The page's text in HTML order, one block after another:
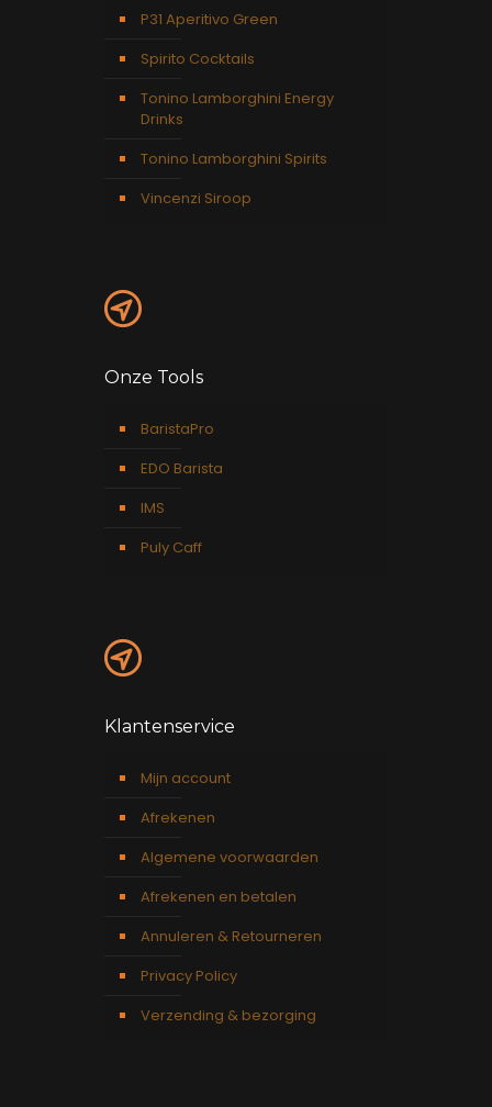
P31 Aperitivo Green
Spirito Cocktails
Tonino Lamborghini Energy
Drinks
Tonino Lamborghini Spirits
Vincenzi Siroop
Onze Tools
BaristaPro
EDO Barista
IMS
Puly Caff
Klantenservice
Mijn account
Afrekenen
Algemene voorwaarden
Afrekenen en betalen
Annuleren & Retourneren
Privacy Policy
Verzending & bezorging